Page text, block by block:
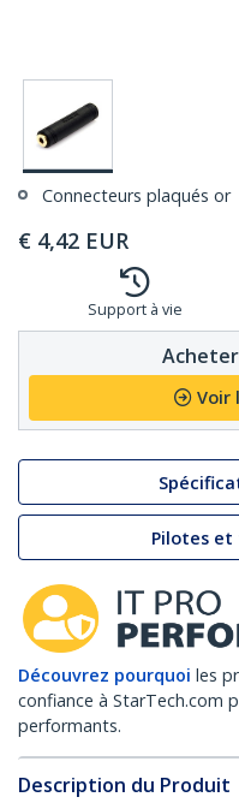
Connecteurs plaqués or
€ 4,42 EUR
Support à vie
Voir
Pilotes
Découvrez pourquoi les
confiance à StarTech.com
performants.
Description du Produit